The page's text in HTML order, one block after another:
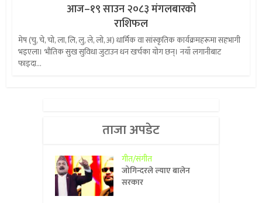
आज–१९ साउन २०८३ मंगलबारको
राशिफल
मेष (चु, चे, चो, ला, लि, लु, ले, लो, अ) धार्मिक वा सांस्कृतिक कार्यक्रमहरूमा सहभागी
भइएला। भौतिक सुख सुविधा जुटाउन धन खर्चका योग छन्। नयाँ लगानीबाट
फाइदा...
ताजा अपडेट
गीत/संगीत
जोगिन्दरले ल्याए बालेन
सरकार